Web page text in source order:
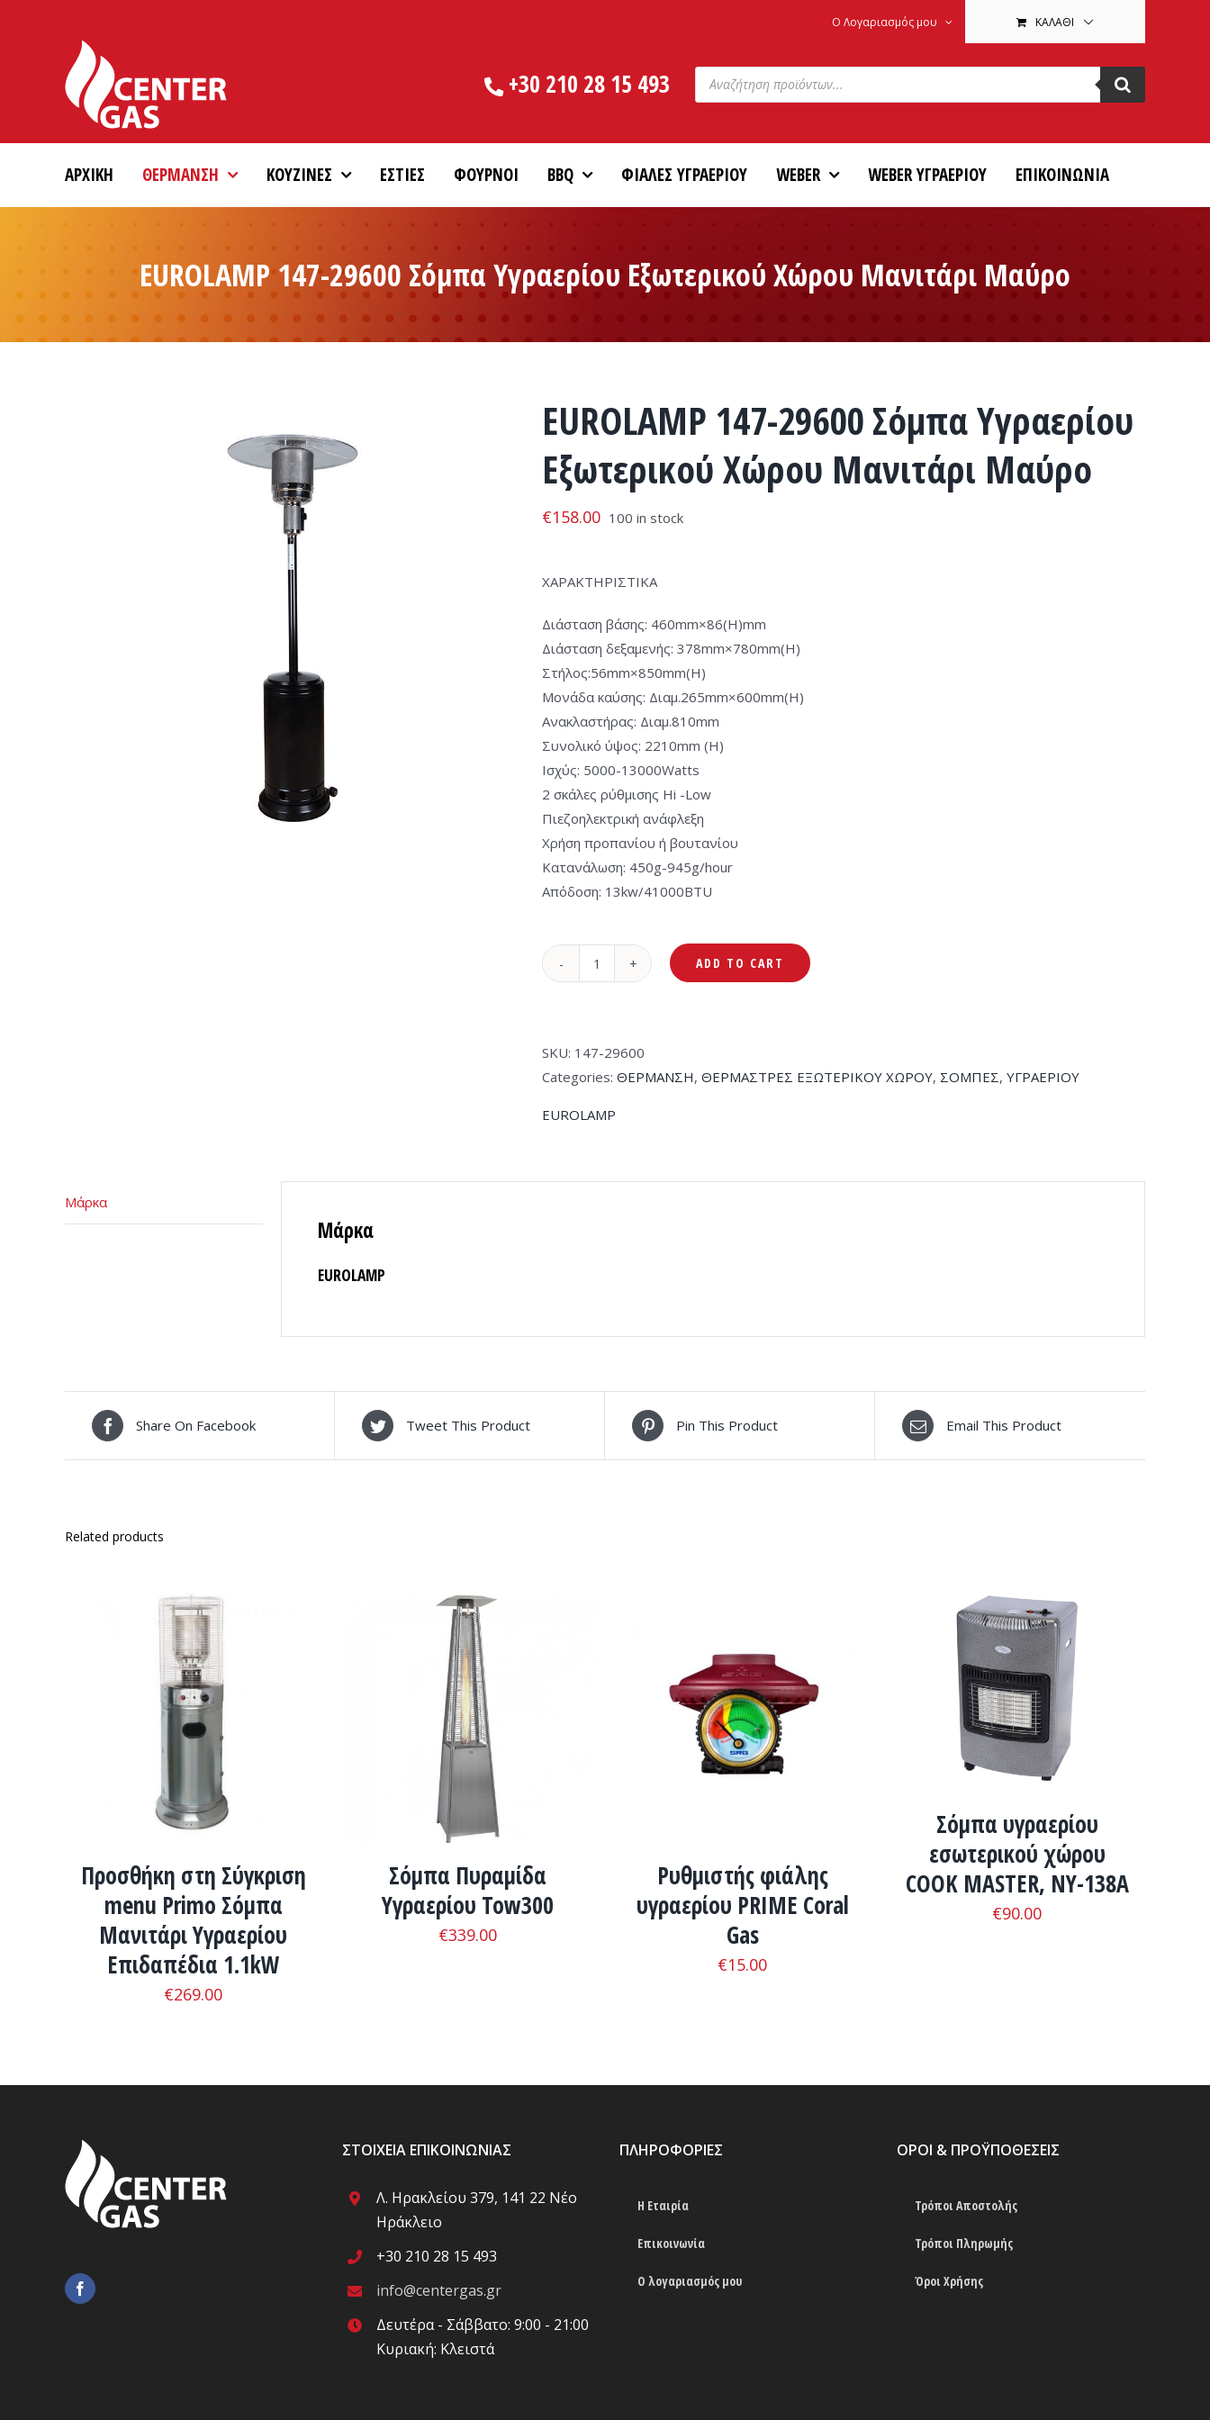
Ο Λογαριασμός μου ΚΑΛΆΘΙ
+30 210 28 15 493 Products
search
ΑΡΧΙΚΗ ΘΕΡΜΑΝΣΗ ΚΟΥΖΙΝΕΣ ΕΣΤΙΕΣ ΦΟΥΡΝΟΙ BBQ ΦΙΑΛΕΣ ΥΓΡΑΕΡΙΟΥ WEBER WEBER ΥΓΡΑΕΡΙΟΥ ΕΠΙΚΟΙΝΩΝΙΑ
EUROLAMP 147-29600 Σόμπα Υγραερίου Εξωτερικού Χώρου Μανιτάρι Μαύρο
EUROLAMP 147-29600 Σόμπα Υγραερίου
Εξωτερικού Χώρου Μανιτάρι Μαύρο
€158.00 100 in stock
ΧΑΡΑΚΤΗΡΙΣΤΙΚΑ
Διάσταση βάσης: 460mm×86(H)mm
Διάσταση δεξαμενής: 378mm×780mm(H)
Στήλος:56mm×850mm(H)
Μονάδα καύσης: Διαμ.265mm×600mm(H)
Ανακλαστήρας: Διαμ.810mm
Συνολικό ύψος: 2210mm (H)
Ισχύς: 5000-13000Watts
2 σκάλες ρύθμισης Hi -Low
Πιεζοηλεκτρική ανάφλεξη
Χρήση προπανίου ή βουτανίου
Κατανάλωση: 450g-945g/hour
Απόδοση: 13kw/41000BTU
EUROLAMP
Σόμπα
Υγραερίου
Χώρου
ADD TO CART
SKU: 147-29600
Categories: ΘΕΡΜΑΝΣΗ, ΘΕΡΜΑΣΤΡΕΣ ΕΞΩΤΕΡΙΚΟΥ ΧΩΡΟΥ, ΣΟΜΠΕΣ, ΥΓΡΑΕΡΙΟΥ
EUROLAMP
Μάρκα
Μάρκα
EUROLAMP
Share On Facebook Tweet This Product Pin This Product Email This Product
Related products
ADD TO CART /
Προσθήκη στη Σύγκριση
menu Primo Σόμπα
Μανιτάρι Υγραερίου
Επιδαπέδια 1.1kW
€269.00
ADD TO CART / ΛΕΠΤΟΜΈΡΕΙΕΣ
Σόμπα Πυραμίδα
Υγραερίου Tow300
€339.00
ADD TO CART / ΛΕΠΤΟΜΈΡΕΙΕΣ
Ρυθμιστής φιάλης
υγραερίου PRIME Coral
Gas
€15.00
ΛΕΠΤΟΜΈΡΕΙΕΣ
Σόμπα υγραερίου
εσωτερικού χώρου
CΟΟΚ MASTER, ΝΥ-138A
€90.00
ΣΤΟΙΧΕΊΑ ΕΠΙΚΟΙΝΩΝΊΑΣ
Λ. Ηρακλείου 379, 141 22 Νέο
Ηράκλειο
+30 210 28 15 493
info@centergas.gr
Δευτέρα - Σάββατο: 9:00 - 21:00
Κυριακή: Κλειστά
ΠΛΗΡΟΦΟΡΊΕΣ
Η Εταιρία
Επικοινωνία
Ο λογαριασμός μου
ΟΡΟΙ & ΠΡΟΫΠΟΘΕΣΕΙΣ
Τρόποι Αποστολής
Τρόποι Πληρωμής
Όροι Χρήσης